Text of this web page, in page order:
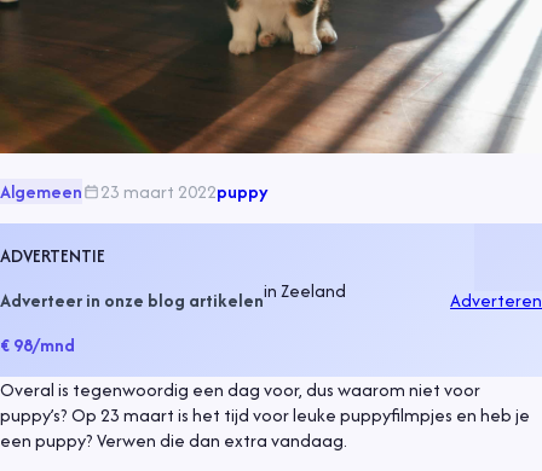
Algemeen 23 maart 2022puppy
ADVERTENTIE
Adverteer in onze blog artikeleninZeeland
€ 98/mnd
Adverteren
Overal is tegenwoordig een dag voor, dus waarom niet voor
puppy’s? Op 23 maart is het tijd voor leuke puppyfilmpjes en heb je
een puppy? Verwen die dan extra vandaag.